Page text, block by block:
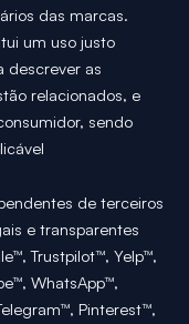
das marcas.
um uso justo
descrever as
relacionados, e
sendo
de terceiros
e transparentes
Trustpilot™, Yelp™,
WhatsApp™,
Pinterest™,